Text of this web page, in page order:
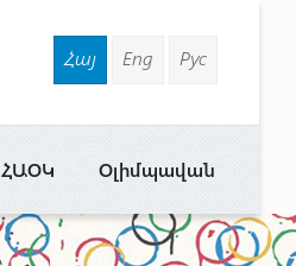
Հայ Eng Рус
Օլիմպավան
ՀԱՕԿ